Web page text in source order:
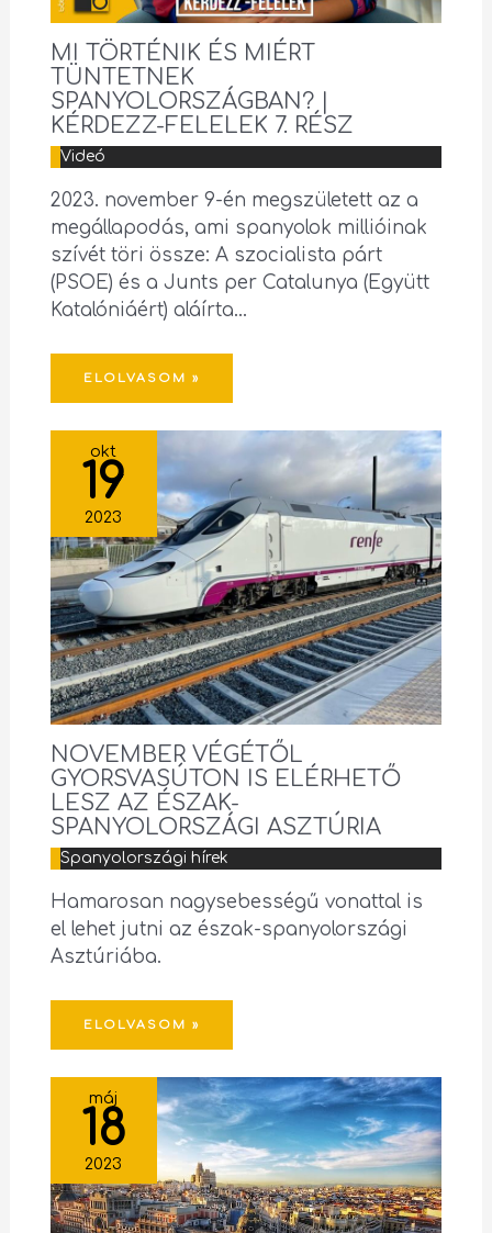
MI TÖRTÉNIK ÉS MIÉRT
TÜNTETNEK
SPANYOLORSZÁGBAN? |
KÉRDEZZ-FELELEK 7. RÉSZ
Videó
2023. november 9-én megszületett az a
megállapodás, ami spanyolok millióinak
szívét töri össze: A szocialista párt
(PSOE) és a Junts per Catalunya (Együtt
Katalóniáért) aláírta…
ELOLVASOM »
okt
19
2023
NOVEMBER VÉGÉTŐL
GYORSVASÚTON IS ELÉRHETŐ
LESZ AZ ÉSZAK-
SPANYOLORSZÁGI ASZTÚRIA
Spanyolországi hírek
Hamarosan nagysebességű vonattal is
el lehet jutni az észak-spanyolországi
Asztúriába.
ELOLVASOM »
máj
18
2023